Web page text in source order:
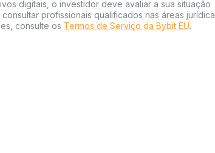
digitais, o investidor deve avaliar a sua situação
profissionais qualificados nas áreas jurídica,
consulte os Termos de Serviço da Bybit EU.